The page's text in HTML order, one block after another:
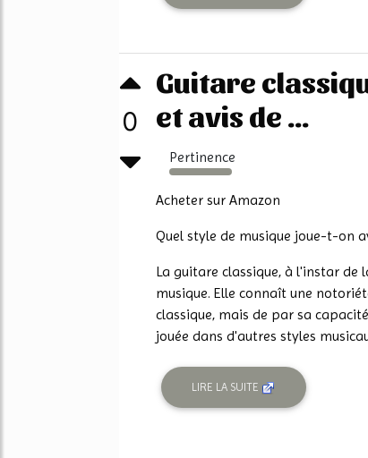
0
Guitare
et avis de ...
Pertinence
3915%
Acheter sur Amazon
Quel style de musique joue-t-on
La guitare classique, à l'instar
musique. Elle connaît une
classique, mais de par sa
jouée dans d'autres styles
LIRE LA SUITE